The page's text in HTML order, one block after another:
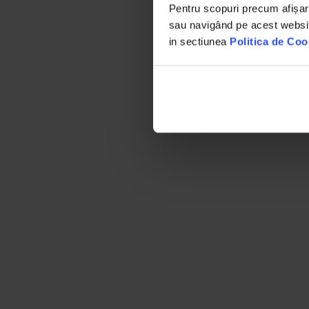
Pentru scopuri precum
sau navigând pe acest
in sectiunea Politica de